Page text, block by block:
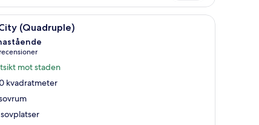
en stol, en TV och en garderob.Ett modernt vardagsrum med en soffa, två
(Quadruple)
10
recensioner)
mot staden
kvadratmeter